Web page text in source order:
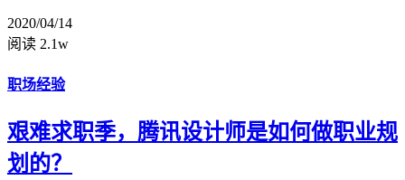
2020/04/14
阅读 2.1w
职场经验
艰难求职季，腾讯设计师是如何做职业规
划的？